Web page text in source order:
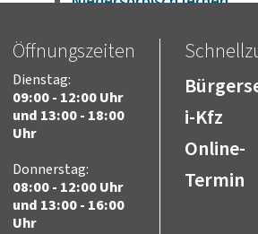
DIE SORBEN SPINNEN
Historie
Verwaltungsgeschichte
Europa
Europaarbeit im Landkreis
Dahme-Spreewald
Projekte im Bereich
Wirtschaft & Arbeit
Partnerschaften
Internationale
Öffnungszeiten
Dienstag:
09:00 - 12:00 Uhr
und 13:00 - 18:00
Uhr
Donnerstag:
08:00 - 12:00 Uhr
und 13:00 - 16:00
Uhr
i-Kfz
Online-
Termin